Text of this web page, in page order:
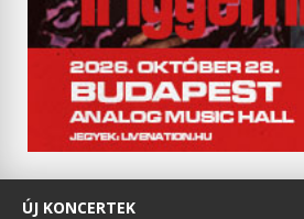
ÚJ KONCERTEK